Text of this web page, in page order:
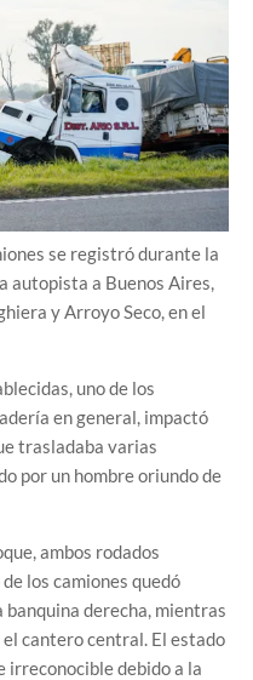
se registró durante la
autopista a Buenos Aires,
y Arroyo Seco, en el
uno de los
en general, impactó
trasladaba varias
por un hombre oriundo de
ambos rodados
los camiones quedó
derecha, mientras
cantero central. El estado
irreconocible debido a la